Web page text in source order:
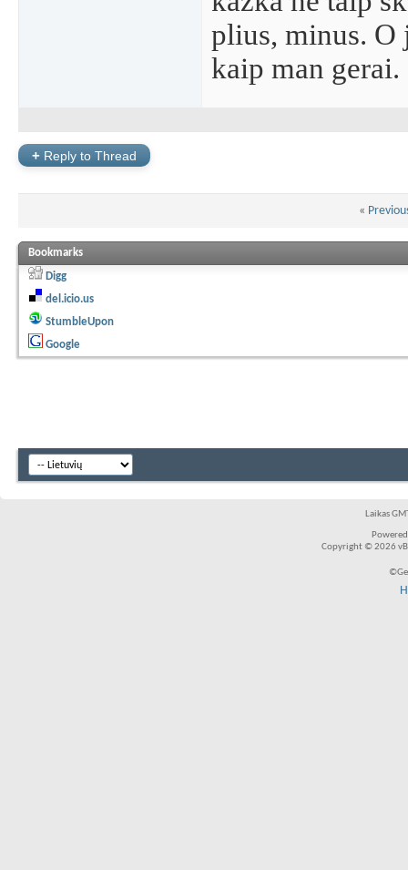
plius, minus. O
kaip man gerai.
+ Reply to Thread
«
Bookmarks
Digg
del.icio.us
StumbleUpon
Google
Laikas
Copyright © 2026